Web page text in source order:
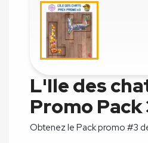
L'Ile des
Promo Pack
Obtenez le Pack promo #3